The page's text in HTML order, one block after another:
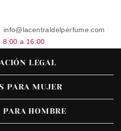
info@lacentraldelperfume.com
8:00 a 16:00
LEGAL
PARA MUJER
PARA HOMBRE